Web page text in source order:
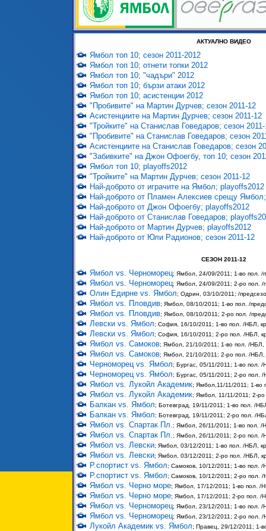
АКТУАЛНО ВИДЕО
Ямбол топ 10; сезон 2011-2012
Ямбол топ 10; отнети топки 2012
Ямбол топ 10; "чадъри" 2012
Ямбол топ 10; бързи атаки 2012
Ямбол топ 10; асистенции 2012
"Пробивите" на Мартин Дурчев; сезон 2011-12
Асистенциите на Мартин Дурчев; сезон 2011-12
"Тройките" на Станислав Говедаров; сезон
"Пробивите" на Станислав Говедаров; сезон
Асистенциите на Станислав Говедаров; сезон
"Забивките" на Джон Офоегбу, топ 10; сезон
Ямбол топ 10; playoffs2012
"Тройките" на Мартин Дурчев; сезон 2011-12
Най-доброто от играчите на Ямбол; playoffs2012
Най-доброто от Пламен Алексиев срещу Ямбол;
Най-доброто от Джон Офоегбу; playoffs2012
Най-доброто от Станислав Говедаров;
Най-доброто от Мартин Дурчев; playoffs2012
Най-доброто от Юли Радионов; сезон 2011-12
СЕЗОН 2011-12
Ямбол vs. Черноморец; Ямбол, 24/09/2011; 1-во пол. /
Ямбол vs. Черноморец; Ямбол, 24/09/2011; 2-ро пол. /
Олин Едирне vs. Ямбол; Одрин, 03/10/2011; /
Ямбол vs. Пловдив; Ямбол, 08/10/2011; 1-во пол. /
Ямбол vs. Пловдив; Ямбол, 08/10/2011; 2-ро пол. /
Левски vs. Ямбол; София, 16/10/2011; 1-во пол. /НБЛ,
Левски vs. Ямбол; София, 16/10/2011; 2-ро пол. /НБЛ,
Ямбол vs. Самоков; Ямбол, 21/10/2011; 1-во пол. /НБЛ,
Ямбол vs. Самоков; Ямбол, 21/10/2011; 2-ро пол. /НБЛ,
Черноморец vs. Ямбол; Бургас, 05/11/2011; 1-во пол. /
Черноморец vs. Ямбол; Бургас, 05/11/2011; 2-ро пол. /
Ямбол vs. Лукойл Академик; Ямбол,11/11/2011; 1-во
Ямбол vs. Лукойл Академик; Ямбол, 11/11/2011; 2-
Балкан vs. Ямбол; Ботевград, 19/11/2011; 1-во пол. /
Балкан vs. Ямбол; Ботевград, 19/11/2011; 2-ро пол. /
Ямбол vs. Спартак Пл.; Ямбол, 26/11/2011; 1-во пол. /
Ямбол vs. Спартак Пл.; Ямбол, 26/11/2011; 2-ро пол. /
Ямбол vs. Левски; Ямбол, 03/12/2011; 1-во пол. /НБЛ,
Ямбол vs. Левски; Ямбол, 03/12/2011; 2-ро пол. /НБЛ,
Р.спортист vs. Ямбол; Самоков, 10/12/2011; 1-во пол. /
Р.спортист vs. Ямбол; Самоков, 10/12/2011; 2-ро пол. /
Ямбол vs. Черно море; Ямбол, 17/12/2011; 1-во пол. /
Ямбол vs. Черно море; Ямбол, 17/12/2011; 2-ро пол. /
Ямбол vs. Черноморец; Ямбол, 23/12/2011; 1-во пол. /
Ямбол vs. Черноморец; Ямбол, 23/12/2011; 2-ро пол. /
Лукойл Академик vs. Ямбол; Правец, 29/12/2011; 1-